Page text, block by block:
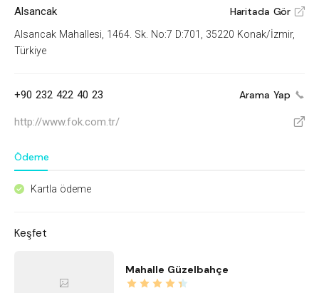
Alsancak Haritada Gör V
Alsancak Mahallesi, 1464. Sk. No:7 D:701, 35220 Konak/İzmir,
Türkiye
+90 232 422 40 23 Arama Yap
http://www.fok.com.tr/ V
Ödeme
^ Kartla ödeme
Keşfet
Mahalle Güzelbahçe